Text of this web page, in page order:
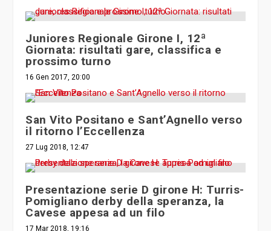
Juniores Regionale Girone I, 12ª
Giornata: risultati gare, classifica e
prossimo turno
San Vito Positano e Sant’Agnello verso
il ritorno l’Eccellenza
Presentazione serie D girone H: Turris-
Pomigliano derby della speranza, la
Cavese appesa ad un filo